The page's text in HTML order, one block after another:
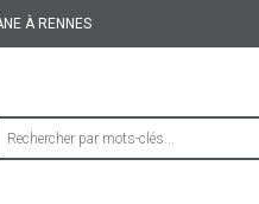
À RENNES